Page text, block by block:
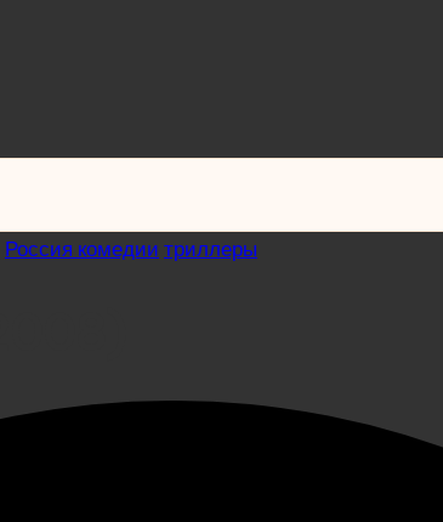
Россия комедии триллеры